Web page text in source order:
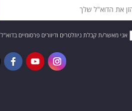
אני מאשר/ת קבלת ניוזלטרים ודיוורים פרסומיים בדוא"ל